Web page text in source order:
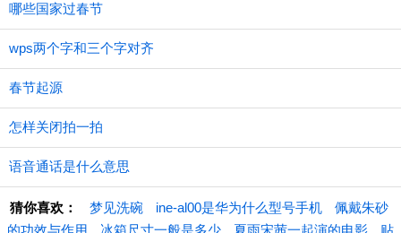
哪些国家过春节
wps两个字和三个字对齐
春节起源
怎样关闭拍一拍
语音通话是什么意思
猜你喜欢： 梦见洗碗 ine-al00是华为什么型号手机
佩戴朱砂
的功效与作用
冰箱尺寸一般是多少 夏雨宋茜一起演的电影 贴